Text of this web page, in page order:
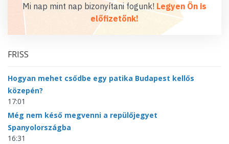
Mi nap mint nap bizonyítani fogunk! Legyen Ön is
előfizetőnk!
FRISS
Hogyan mehet csődbe egy patika Budapest kellős
közepén?
17:01
Még nem késő megvenni a repülőjegyet
Spanyolországba
16:31